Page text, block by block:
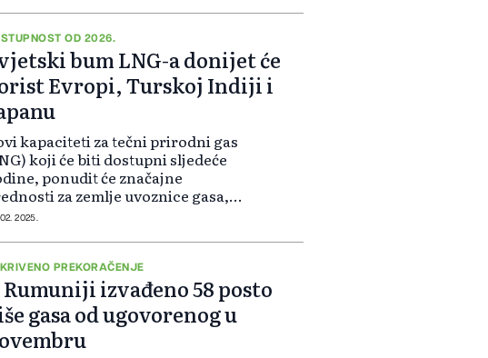
od srijede (26. februara) u
sati do četvrtka (27. februara)
00.00 sati".
OD 2026.
bum LNG-a donijet će
Evropi, Turskoj Indiji i
kapaciteti za tečni prirodni gas
koji će biti dostupni sljedeće
ponudit će značajne
za zemlje uvoznice gasa,
evropske zemlje, kao i
2025.
PREKORAČENJE
Rumuniji izvađeno 58 posto
gasa od ugovorenog u